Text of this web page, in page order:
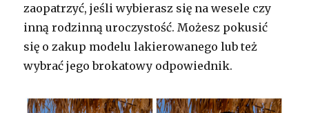
zaopatrzyć, jeśli wybierasz się na wesele czy
inną rodzinną uroczystość. Możesz pokusić
się o zakup modelu lakierowanego lub też
wybrać jego brokatowy odpowiednik.